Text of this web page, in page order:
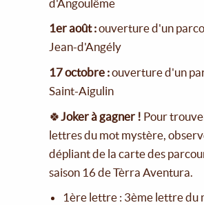
d'Angoulême
1er août :ouverture d'un
Jean-d'Angély
17 octobre :ouverture d'un
Saint-Aigulin
🍀 Joker à gagner ! Pour
lettres du mot mystère,
dépliant de la carte des
saison 16 de Tèrra Aventura.
1ère lettre : 3ème lettre du